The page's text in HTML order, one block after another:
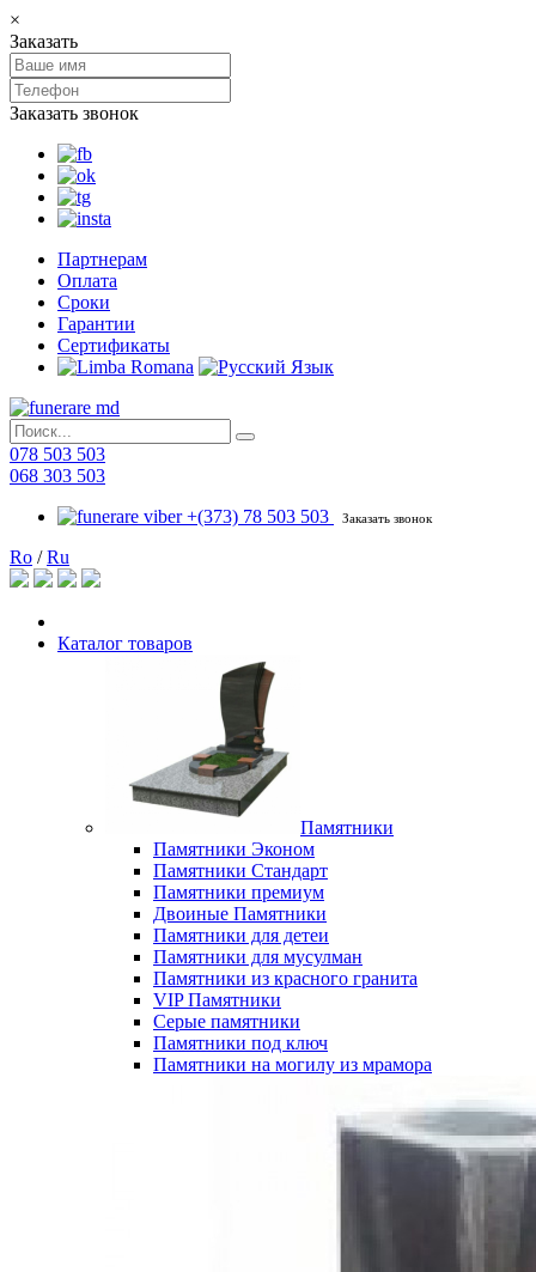
×
Заказать
Заказать звонок
Партнерам
Оплата
Сроки
Гарантии
Сертификаты
078 503 503
068 303 503
+(373) 78 503 503
Заказать звонок
Ro /Ru
Каталог товаров
Памятники
Памятники Эконом
Памятники Стандарт
Памятники премиум
Двоиные Памятники
Памятники для детеи
Памятники для мусулман
Памятники из красного гранита
VIP Памятники
Серые памятники
Памятники под ключ
Памятники на могилу из мрамора